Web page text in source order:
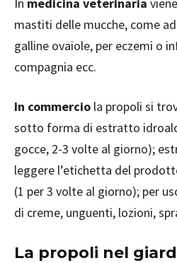
mastiti delle mucche, come
galline ovaiole, per eczemi o
compagnia ecc.
In commercio la propoli si
sotto forma di estratto
gocce, 2-3 volte al giorno);
leggere l’etichetta del
(1 per 3 volte al giorno); per
di creme, unguenti, lozioni,
La propoli nel